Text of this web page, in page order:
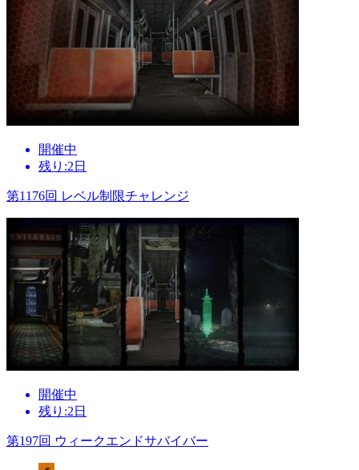
開催中
残り:2日
第1176回 レベル制限チャレンジ
開催中
残り:2日
第197回 ウィークエンドサバイバー